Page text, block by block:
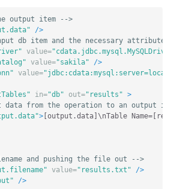
output item -->
/>
db item and the necessary
value=
value="sakila"
/>
value=
in="db" out="results" >
data from the operation to an output
>[output.data]\nTable
and pushing the file out -->
value="results.txt"
/>
/>